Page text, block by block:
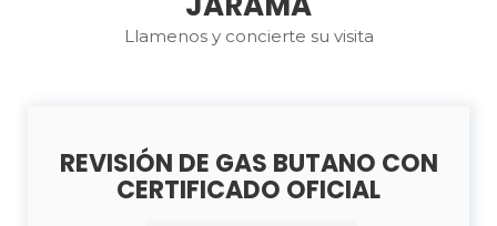
Llamenos y concierte su visita
REVISIÓN DE GAS BUTANO CON
CERTIFICADO OFICIAL